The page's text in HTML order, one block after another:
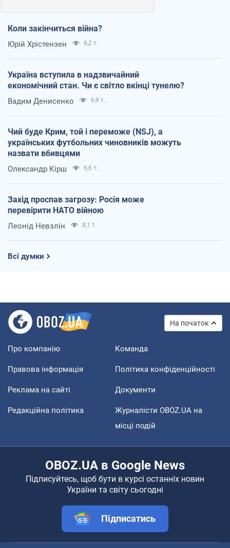
Коли закінчиться війна?
Юрій Хрістензен 8,2 т.
Україна вступила в надзвичайний
економічний стан. Чи є світло вкінці тунелю?
Вадим Денисенко 6,9 т.
Чий буде Крим, той і переможе (NSJ), а
українських футбольних чиновників можуть
назвати вбивцями
Олександр Кірш 6,6 т.
Захід проспав загрозу: Росія може
перевірити НАТО війною
Леонід Невзлін 8,1 т.
Всі думки
На початок
Про компанію Команда
Правова інформація Політика конфіденційності
Реклама на сайті Документи
Редакційна політика
Журналісти OBOZ.UA на
місці подій
OBOZ.UA в Google News
Підписуйтесь, щоб бути в курсі останніх новин
України та світу сьогодні
Підписатись